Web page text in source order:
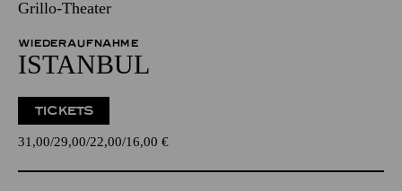
Grillo-Theater
WIEDERAUFNAHME
ISTANBUL
TICKETS
31,00 29,00 22,00 16,00 €